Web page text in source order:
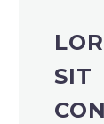
SIT